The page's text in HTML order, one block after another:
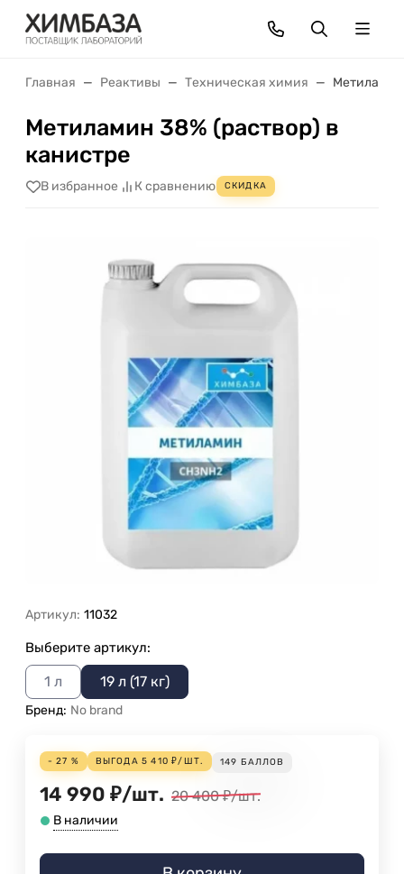
Главная Реактивы Техническая химия Метиламин
Метиламин 38% (раствор) в
канистре
В избранное К сравнению СКИДКА
Артикул: 11032
Выберите артикул:
1 л 19 л (17 кг)
Бренд: No brand
- 27 % ВЫГОДА 5 410 ₽/ШТ. 149 БАЛЛОВ
14 990 ₽/шт. 20 400 ₽/шт.
В наличии